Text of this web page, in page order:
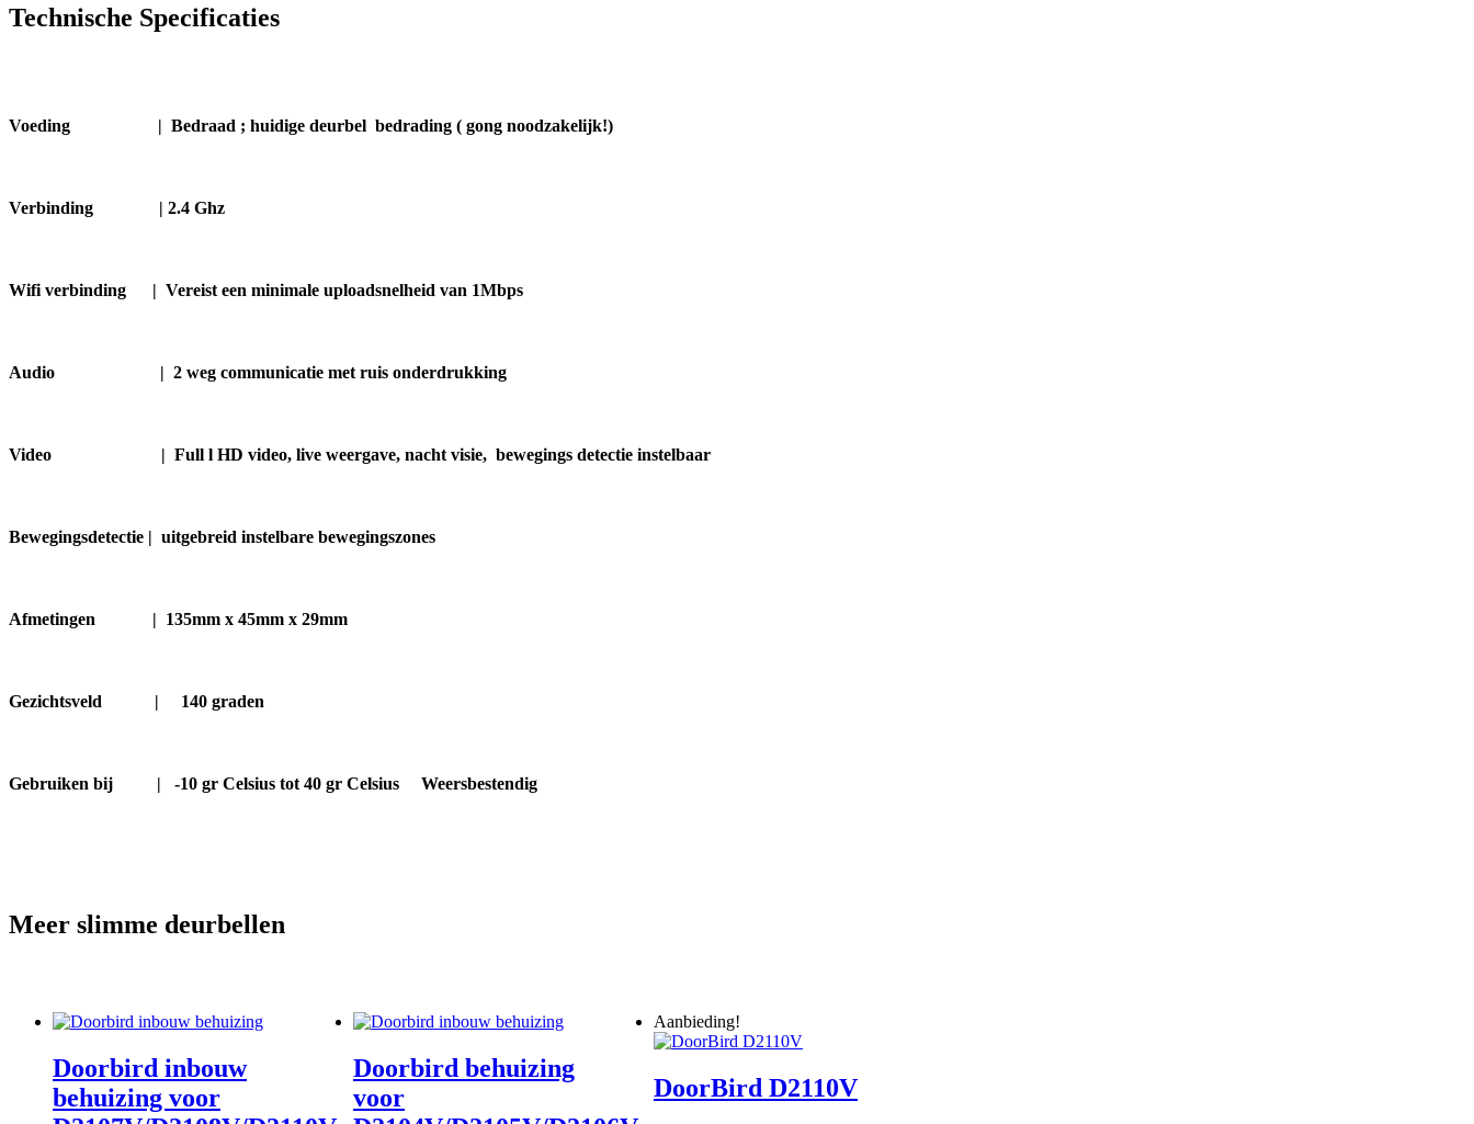
Technische Specificaties
Voeding | Bedraad ; huidige deurbel bedrading ( gong noodzakelijk!)
Verbinding | 2.4 Ghz
Wifi verbinding | Vereist een minimale uploadsnelheid van 1Mbps
Audio | 2 weg communicatie met ruis onderdrukking
Video | Full l HD video, live weergave, nacht visie, bewegings detectie instelbaar
Bewegingsdetectie | uitgebreid instelbare bewegingszones
Afmetingen | 135mm x 45mm x 29mm
Gezichtsveld | 140 graden
Gebruiken bij | -10 gr Celsius tot 40 gr Celsius Weersbestendig
Meer slimme deurbellen
Doorbird inbouw
behuizing voor
Doorbird behuizing
voor
Aanbieding!
DoorBird D2110V